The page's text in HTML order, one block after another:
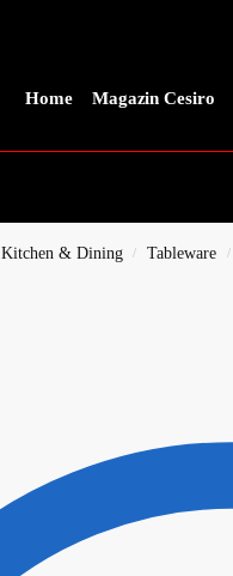
Home Magazin Cesiro
Kitchen & Dining / Tableware /